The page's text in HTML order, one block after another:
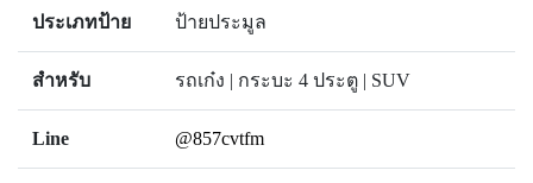
ประเภทป้าย ป้ายประมูล
สำหรับ รถเก๋ง | กระบะ 4 ประตู | SUV
Line @857cvtfm